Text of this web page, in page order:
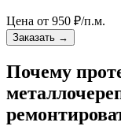
Цена от 950 ₽/п.м.
Заказать →
Почему